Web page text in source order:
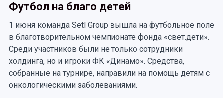
Футбол на благо детей
1 июня команда Setl Group вышла на футбольное поле
в благотворительном чемпионате фонда «свет.дети».
Среди участников были не только сотрудники
холдинга, но и игроки ФК «Динамо». Средства,
собранные на турнире, направили на помощь детям с
онкологическими заболеваниями.